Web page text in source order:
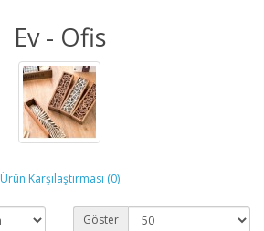
Ev - Ofis
Ürün Karşılaştırması (0)
Göster